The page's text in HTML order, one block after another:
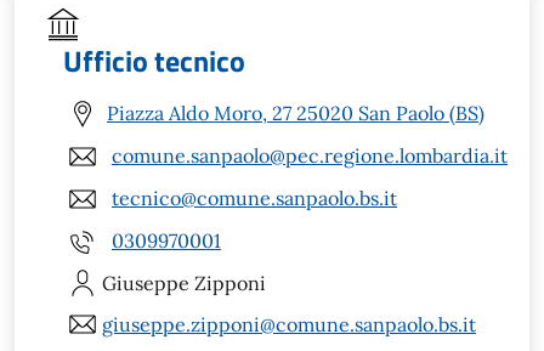
Ufficio tecnico
Piazza Aldo Moro, 27 25020 San Paolo (BS)
comune.sanpaolo@pec.regione.lombardia.it
tecnico@comune.sanpaolo.bs.it
0309970001
Giuseppe Zipponi
giuseppe.zipponi@comune.sanpaolo.bs.it